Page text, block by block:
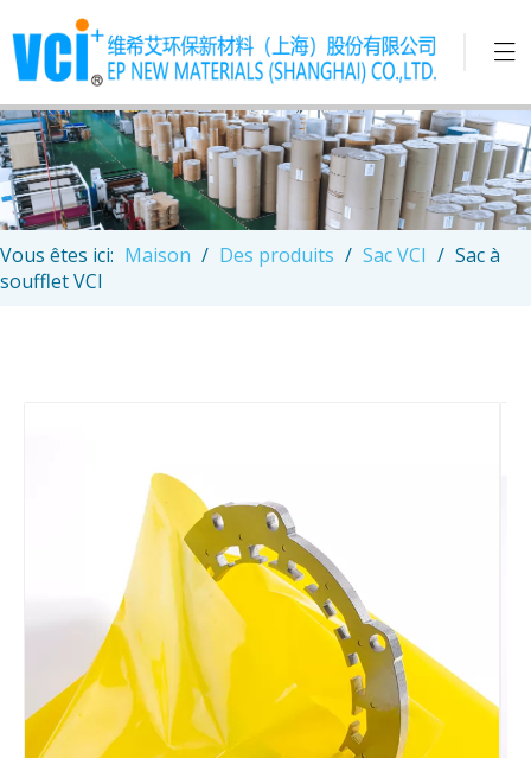
Vous êtes ici: Maison / Des produits / Sac VCI / Sac à
soufflet VCI